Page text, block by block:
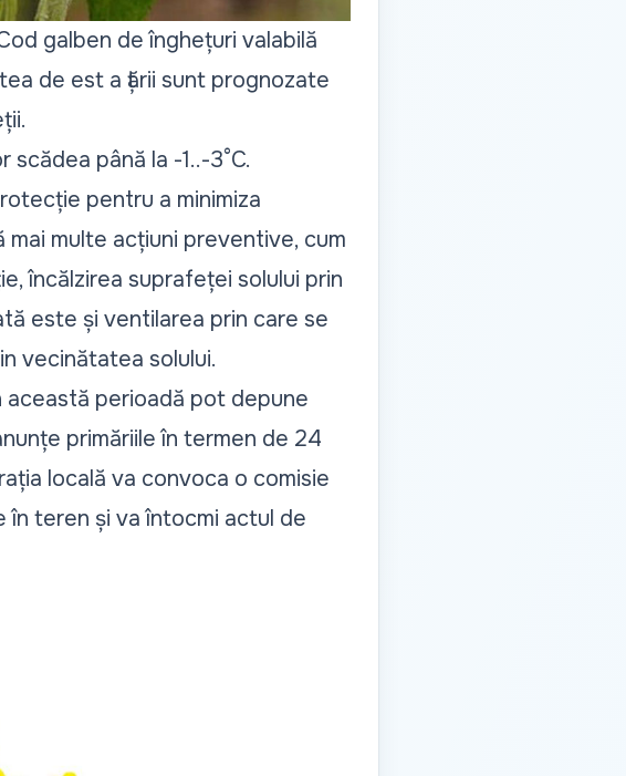
galben de înghețuri valabilă
de est a țării sunt prognozate
până la -1..-3°C.
pentru a minimiza
multe acțiuni preventive, cum
încălzirea suprafeței solului prin
este și ventilarea prin care se
vecinătatea solului.
perioadă pot depune
primăriile în termen de 24
locală va convoca o comisie
în teren și va întocmi actul de